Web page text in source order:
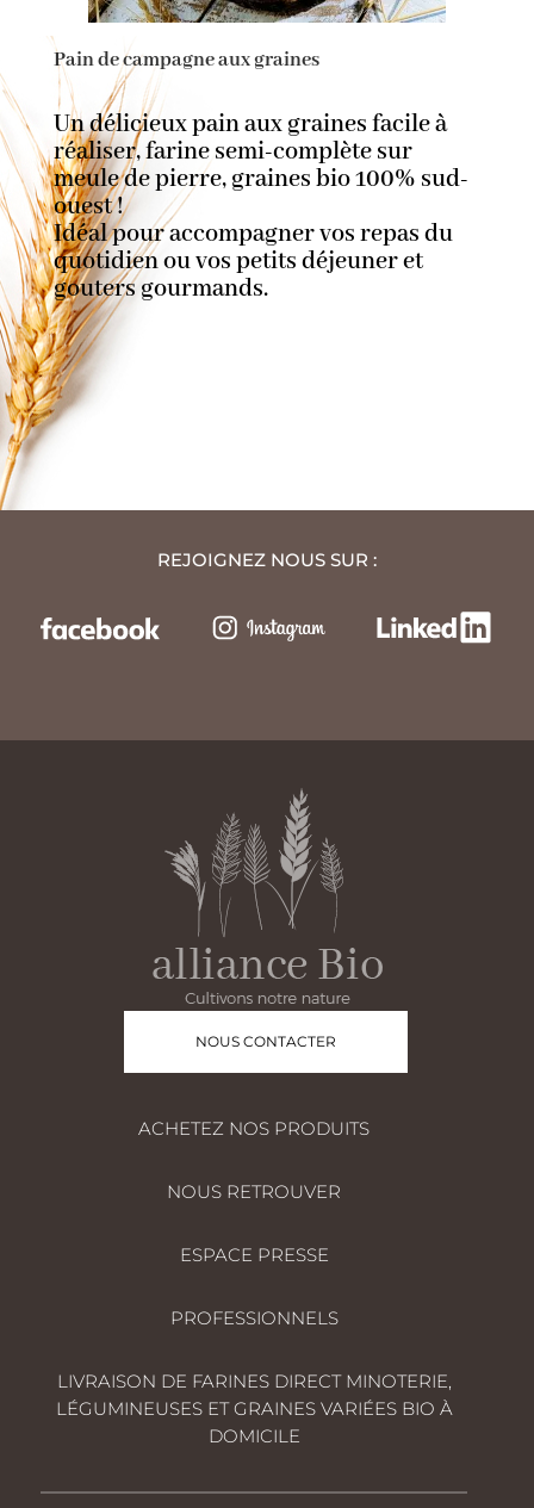
Pain de campagne aux graines
Un délicieux pain aux graines facile à
réaliser, farine semi-complète sur
meule de pierre, graines bio 100% sud-
ouest !
Idéal pour accompagner vos repas du
quotidien ou vos petits déjeuner et
gouters gourmands.
REJOIGNEZ NOUS SUR :
NOUS CONTACTER
ACHETEZ NOS PRODUITS
NOUS RETROUVER
ESPACE PRESSE
PROFESSIONNELS
LIVRAISON DE FARINES DIRECT MINOTERIE,
LÉGUMINEUSES ET GRAINES VARIÉES BIO À
DOMICILE